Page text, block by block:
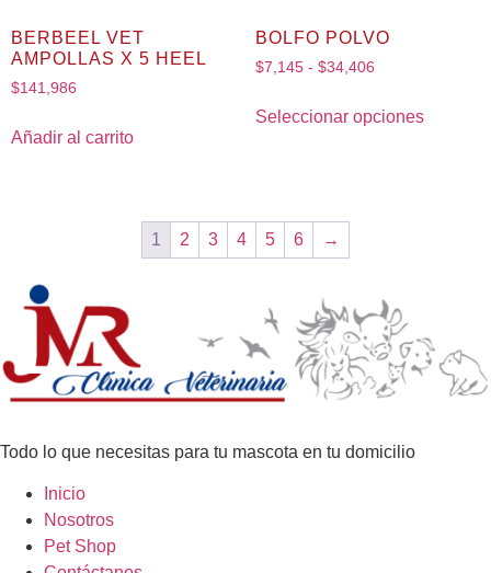
BERBEEL VET
AMPOLLAS X 5 HEEL
$141,986
Añadir al carrito
BOLFO POLVO
$7,145 - $34,406
Seleccionar opciones
1 2 3 4 5 6 →
Todo lo que necesitas para tu mascota en tu domicilio
Inicio
Nosotros
Pet Shop